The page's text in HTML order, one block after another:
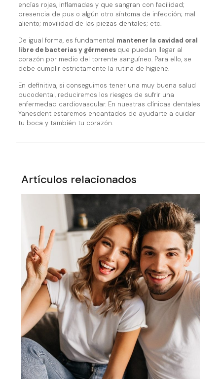
encías rojas, inflamadas y que sangran con facilidad;
presencia de pus o algún otro síntoma de infección; mal
aliento; movilidad de las piezas dentales; etc.
De igual forma, es fundamental mantener la cavidad oral
libre de bacterias y gérmenes que puedan llegar al
corazón por medio del torrente sanguíneo. Para ello, se
debe cumplir estrictamente la rutina de higiene.
En definitiva, si conseguimos tener una muy buena salud
bucodental, reduciremos los riesgos de sufrir una
enfermedad cardiovascular. En nuestras clínicas dentales
Yanesdent estaremos encantados de ayudarte a cuidar
tu boca y también tu corazón.
Artículos relacionados